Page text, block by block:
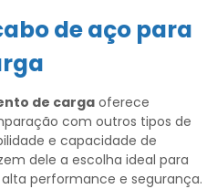
de aço para
de carga oferece
com outros tipos de
e capacidade de
dele a escolha ideal para
performance e segurança.